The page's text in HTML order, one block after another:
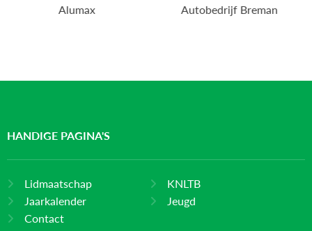
Autobedrijf Breman
HANDIGE PAGINA'S
Lidmaatschap
KNLTB
Jaarkalender
Jeugd
Contact